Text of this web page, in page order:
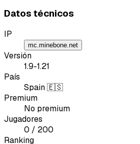
Datos técnicos
IP
mc.minebone.net
Versión
1.9-1.21
País
Spain 🇪🇸
Premium
No premium
Jugadores
0 / 200
Ranking